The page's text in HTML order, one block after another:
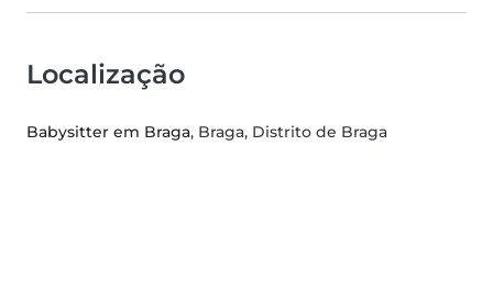
Localização
Babysitter em Braga, Braga, Distrito de Braga